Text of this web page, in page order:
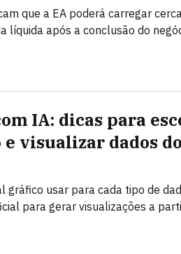
que a EA poderá carregar
líquida após a conclusão do
IA: dicas para
visualizar dados
gráfico usar para cada tipo de
para gerar visualizações a